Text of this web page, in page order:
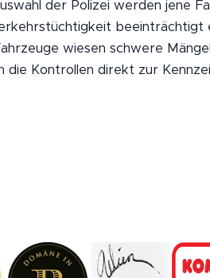
der Polizei werden jene
beeinträchtigt
wiesen schwere
die Kontrollen direkt zur